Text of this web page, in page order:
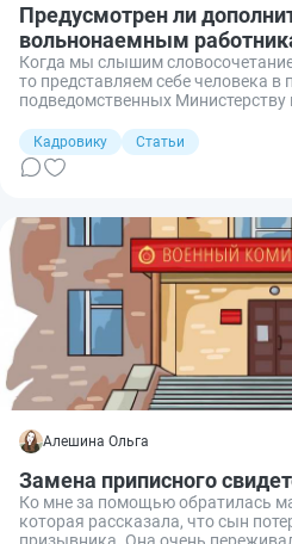
Предусмотрен ли
вольнонаемным
Когда мы слышим
то представляем себе человека в
подведомственных Министерству
льготы. Сегодня разберемся, кто
сотрудники МВД и полагается ли
Кадровику
Статьи
Алешина Ольга
Замена приписного
Ко мне за помощью обратилась
которая рассказала, что сын